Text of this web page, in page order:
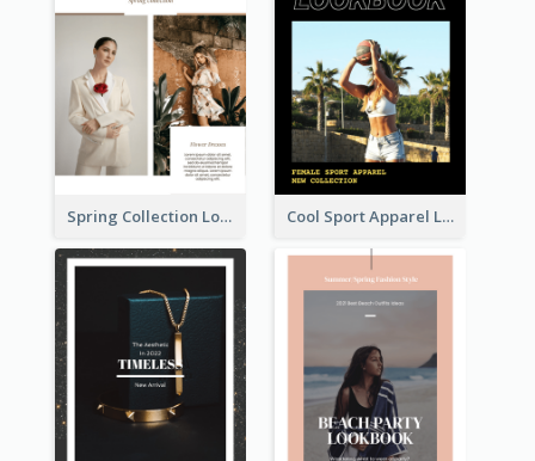
Spring Collection Lookbook Cool Sport Apparel Lookbook